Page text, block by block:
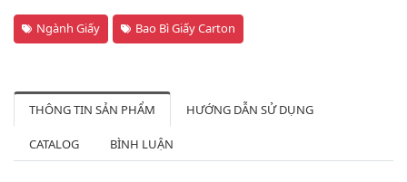
Ngành Giấy Bao Bì Giấy Carton
THÔNG TIN SẢN PHẨM HƯỚNG DẪN SỬ DỤNG
CATALOG BÌNH LUẬN